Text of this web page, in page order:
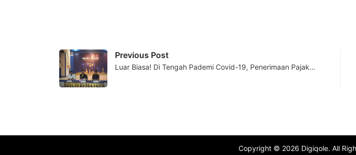
Previous Post
Luar Biasa! Di Tengah Pademi Covid-19, Penerimaan Pajak…
Copyright © 2026 Digiqole. All